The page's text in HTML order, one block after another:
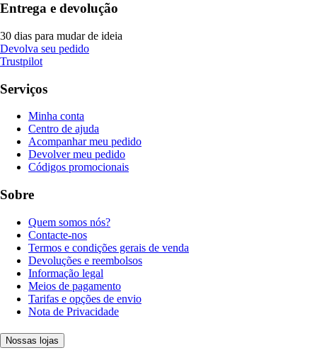
Entrega e devolução
30 dias para mudar de ideia
Devolva seu pedido
Trustpilot
Serviços
Minha conta
Centro de ajuda
Acompanhar meu pedido
Devolver meu pedido
Códigos promocionais
Sobre
Quem somos nós?
Contacte-nos
Termos e condições gerais de venda
Devoluções e reembolsos
Informação legal
Meios de pagamento
Tarifas e opções de envio
Nota de Privacidade
Nossas lojas